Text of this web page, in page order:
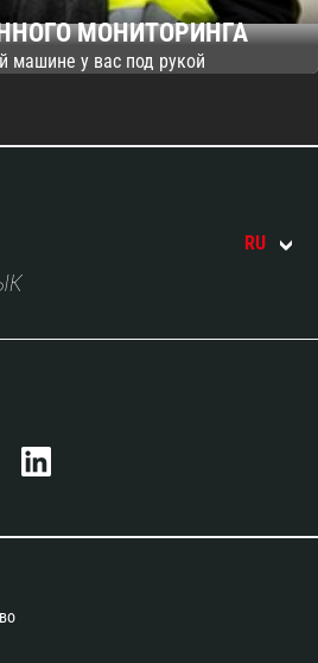
МОНИТОРИНГА
машине у вас под рукой
RU